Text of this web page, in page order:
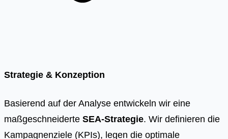
Strategie & Konzeption
Basierend auf der Analyse entwickeln wir eine
maßgeschneiderte SEA-Strategie. Wir definieren die
Kampagnenziele (KPIs), legen die optimale